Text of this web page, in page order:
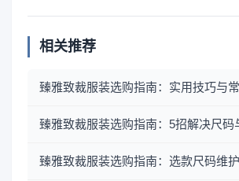
相关推荐
臻雅致裁服装选购指南：实用技巧与
臻雅致裁服装选购指南：5招解决尺码
臻雅致裁服装选购指南：选款尺码维